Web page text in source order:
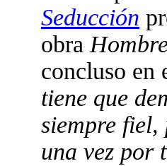
Seducción
obra
concluso en
tiene que
siempre fiel,
una vez por